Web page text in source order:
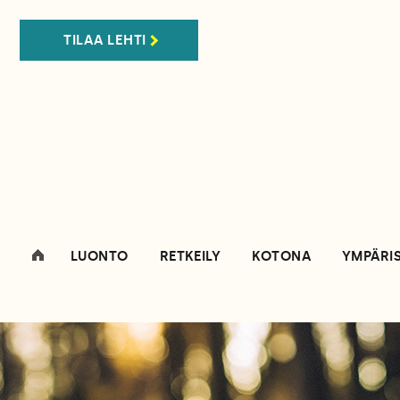
TILAA LEHTI
LUONTO RETKEILY KOTONA